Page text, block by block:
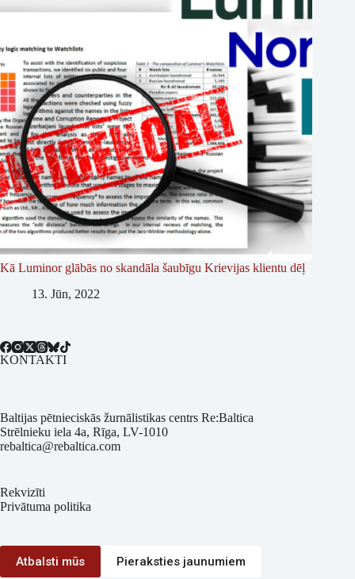
Kā Luminor glābās no skandāla šaubīgu Krievijas klientu dēļ
13. Jūn, 2022
KONTAKTI
Baltijas pētnieciskās žurnālistikas centrs Re:Baltica
Strēlnieku iela 4a, Rīga, LV-1010
rebaltica@rebaltica.com
Rekvizīti
Privātuma politika
Atbalsti mūs Pieraksties jaunumiem